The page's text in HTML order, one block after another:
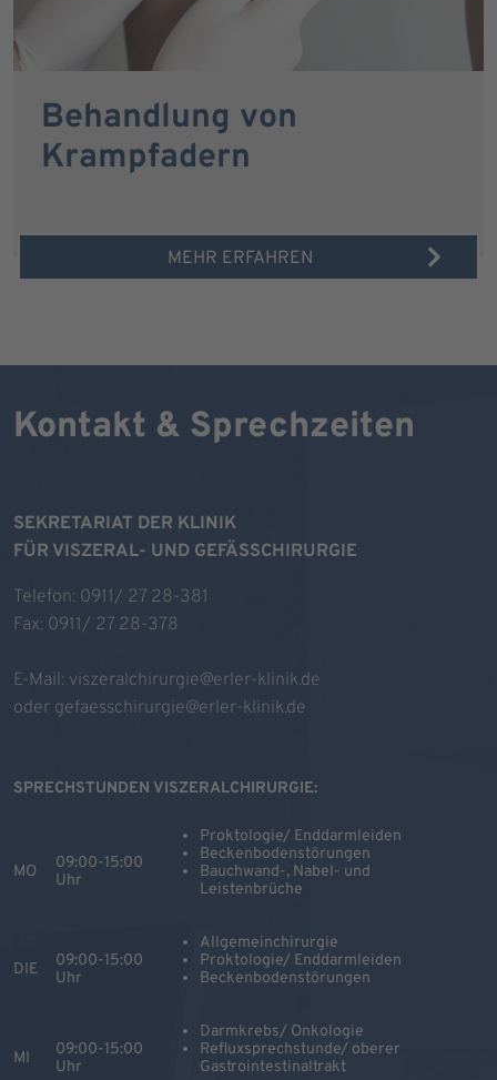
Behandlung von
Krampfadern
MEHR ERFAHREN
Kontakt & Sprechzeiten
SEKRETARIAT DER KLINIK
FÜR VISZERAL- UND GEFÄSSCHIRURGIE
Telefon: 0911/ 27 28-381
Fax: 0911/ 27 28-378
E-Mail: viszeralchirurgie@erler-klinik.de
oder gefaesschirurgie@erler-klinik.de
SPRECHSTUNDEN VISZERALCHIRURGIE:
MO
09:00-15:00
Uhr
Proktologie/ Enddarmleiden
Beckenbodenstörungen
Bauchwand-, Nabel- und
Leistenbrüche
DIE
09:00-15:00
Uhr
Allgemeinchirurgie
Proktologie/ Enddarmleiden
Beckenbodenstörungen
MI
09:00-15:00
Uhr
Darmkrebs/ Onkologie
Refluxsprechstunde/ oberer
Gastrointestinaltrakt